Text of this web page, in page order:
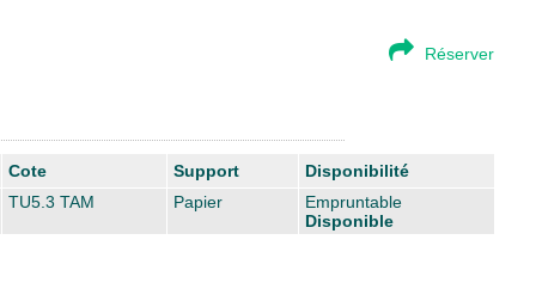
Réserver
Cote Support
Disponibilité
TU5.3 TAM Papier
Empruntable
Disponible